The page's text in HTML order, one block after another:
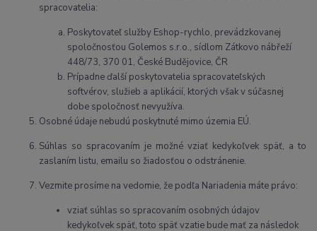
spracovatelia:
Poskytovateľ služby Eshop-rychlo, prevádzkovanej
spoločnosťou Golemos s.r.o., sídlom Zátkovo nábřeží
448/73, 370 01, České Budějovice, ČR
Prípadne ďalší poskytovatelia spracovateľských
softvérov, služieb a aplikácií, ktorých však v súčasnej
dobe spoločnosť nevyužíva.
Osobné údaje nebudú poskytnuté mimo územia EÚ.
Súhlas so spracovaním je možné vziať kedykoľvek späť, a to
zaslaním listu, emailu so žiadosťou o odstránenie.
Vezmite prosíme na vedomie, že podľa Nariadenia máte právo:
vziať súhlas so spracovaním osobných údajov
kedykoľvek späť, toto späť vzatie bude mať za následok